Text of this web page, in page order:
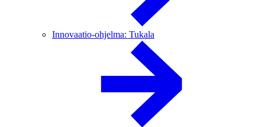
Innovaatio-ohjelma: Tukala